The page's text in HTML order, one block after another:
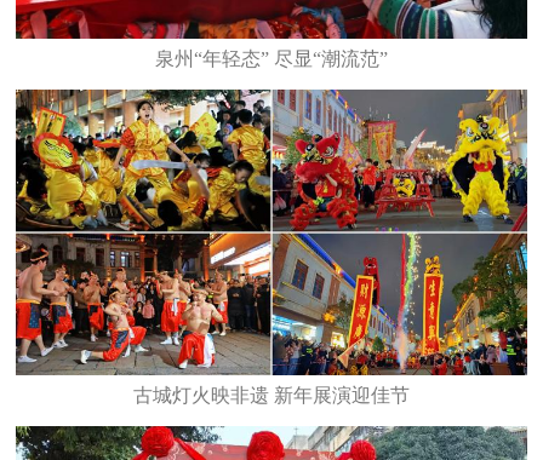
泉州“年轻态” 尽显“潮流范”
古城灯火映非遗 新年展演迎佳节